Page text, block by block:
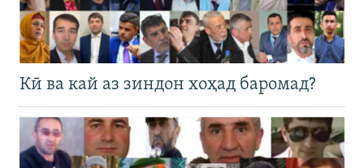
Кӣ ва кай аз зиндон хоҳад баромад?